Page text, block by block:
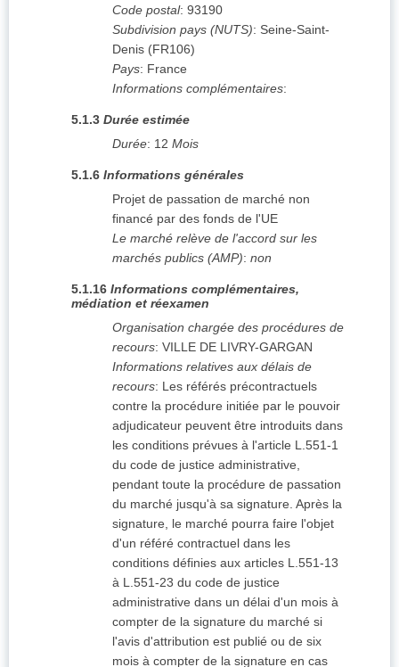
Code postal: 93190
Subdivision pays (NUTS): Seine-Saint-
Denis (FR106)
Pays: France
Informations complémentaires:
5.1.3 Durée estimée
Durée: 12 Mois
5.1.6 Informations générales
Projet de passation de marché non
financé par des fonds de l'UE
Le marché relève de l'accord sur les
marchés publics (AMP): non
5.1.16 Informations complémentaires,
médiation et réexamen
Organisation chargée des procédures de
recours: VILLE DE LIVRY-GARGAN
Informations relatives aux délais de
recours: Les référés précontractuels
contre la procédure initiée par le pouvoir
adjudicateur peuvent être introduits dans
les conditions prévues à l'article L.551-1
du code de justice administrative,
pendant toute la procédure de passation
du marché jusqu'à sa signature. Après la
signature, le marché pourra faire l'objet
d'un référé contractuel dans les
conditions définies aux articles L.551-13
à L.551-23 du code de justice
administrative dans un délai d'un mois à
compter de la signature du marché si
l'avis d'attribution est publié ou de six
mois à compter de la signature en cas